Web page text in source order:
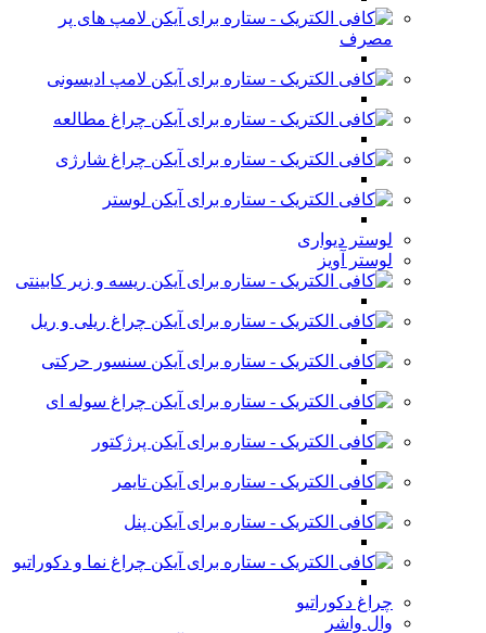
لامپ های پر
مصرف
لامپ ادیسونی
چراغ مطالعه
چراغ شارژی
لوستر
لوستر دیواری
لوستر آویز
ریسه و زیر کابینتی
چراغ ریلی و ریل
سنسور حرکتی
چراغ سوله ای
پرژکتور
تایمر
پنل
چراغ نما و دکوراتیو
چراغ دکوراتیو
وال واشر